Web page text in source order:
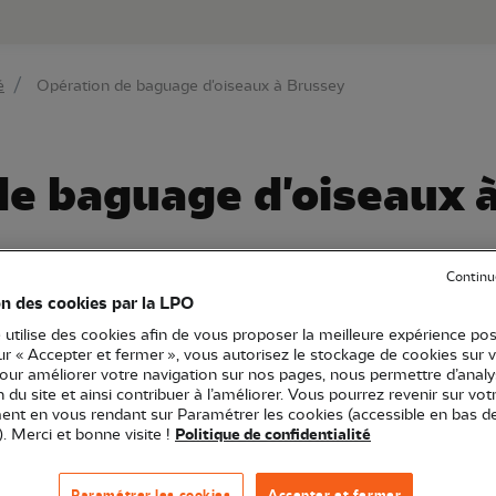
Aller à la
Opération de baguage d'oiseaux à Brussey
baguage d'oiseaux
LPO Bourgogne-Franche-Comté
Permanence
70 - Haute-Saône 25 - Doubs
« STOC-capture » et visant, par le principe de
des passereaux les plus communs de nos
des cookies par la LPO
utilise des cookies afin de vous proposer la meilleure expérience
« Accepter et fermer », vous autorisez le stockage de cookies sur
améliorer votre navigation sur nos pages, nous permettre
du site et ainsi contribuer à l’améliorer. Vous pourrez revenir sur
en vous rendant sur Paramétrer les cookies (accessible en bas
Merci et bonne visite ! Politique de confidentialité